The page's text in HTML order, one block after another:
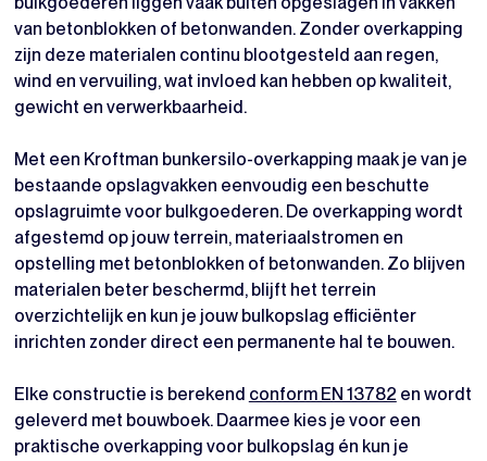
van betonblokken of betonwanden. Zonder overkapping
zijn deze materialen continu blootgesteld aan regen,
wind en vervuiling, wat invloed kan hebben op kwaliteit,
gewicht en verwerkbaarheid.
Met een Kroftman bunkersilo-overkapping maak je van je
bestaande opslagvakken eenvoudig een beschutte
opslagruimte voor bulkgoederen. De overkapping wordt
afgestemd op jouw terrein, materiaalstromen en
opstelling met betonblokken of betonwanden. Zo blijven
materialen beter beschermd, blijft het terrein
overzichtelijk en kun je jouw bulkopslag efficiënter
inrichten zonder direct een permanente hal te bouwen.
Elke constructie is berekend conform EN 13782 en wordt
geleverd met bouwboek. Daarmee kies je voor een
praktische overkapping voor bulkopslag én kun je